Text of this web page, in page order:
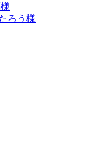
ろう様